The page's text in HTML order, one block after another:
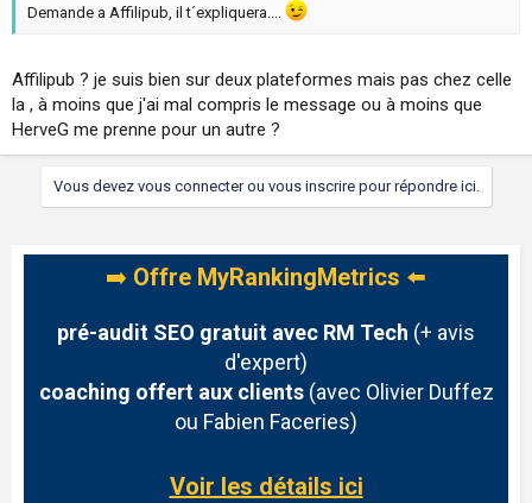
Demande a Affilipub, il t´expliquera....
Affilipub ? je suis bien sur deux plateformes mais pas chez celle
la , à moins que j'ai mal compris le message ou à moins que
HerveG me prenne pour un autre ?
Vous devez vous connecter ou vous inscrire pour répondre ici.
➡️ Offre MyRankingMetrics ⬅️
pré-audit SEO gratuit avec RM Tech (+ avis
d'expert)
coaching offert aux clients(avec Olivier Duffez
ou Fabien Faceries)
Voir les détails ici